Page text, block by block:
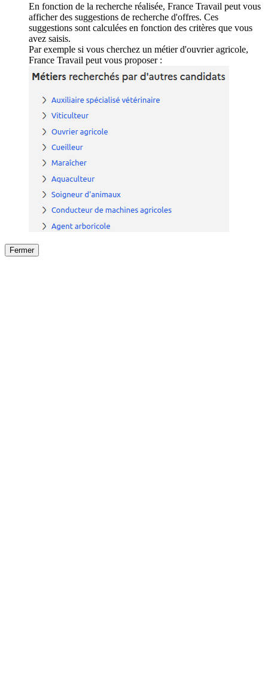
En fonction de la recherche réalisée, France Travail peut vous
afficher des suggestions de recherche d'offres. Ces
suggestions sont calculées en fonction des critères que vous
avez saisis.
Par exemple si vous cherchez un métier d'ouvrier agricole,
France Travail peut vous proposer :
Fermer